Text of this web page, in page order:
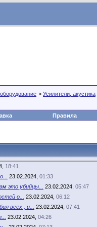
> Усилители, акустика
Правила
18:41
23.02.2024, 01:33
это убийцы... 23.02.2024, 05:47
о... 23.02.2024, 06:12
всех , и... 23.02.2024, 07:41
23.02.2024, 04:26